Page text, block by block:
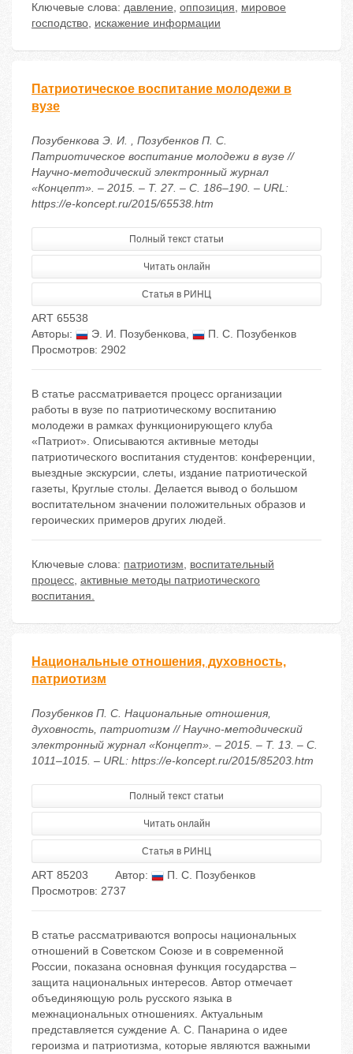
Ключевые слова: давление, оппозиция, мировое
господство, искажение информации
Патриотическое воспитание молодежи в
вузе
Позубенкова Э. И. , Позубенков П. С.
Патриотическое воспитание молодежи в вузе //
Научно-методический электронный журнал
«Концепт». – 2015. – Т. 27. – С. 186–190. – URL:
https://e-koncept.ru/2015/65538.htm
Полный текст статьи
Читать онлайн
Статья в РИНЦ
ART 65538
Авторы:
Э. И. Позубенкова,
П. С. Позубенков
Просмотров: 2902
В статье рассматривается процесс организации
работы в вузе по патриотическому воспитанию
молодежи в рамках функционирующего клуба
«Патриот». Описываются активные методы
патриотического воспитания студентов: конференции,
выездные экскурсии, слеты, издание патриотической
газеты, Круглые столы. Делается вывод о большом
воспитательном значении положительных образов и
героических примеров других людей.
Ключевые слова: патриотизм, воспитательный
процесс, активные методы патриотического
воспитания.
Национальные отношения, духовность,
патриотизм
Позубенков П. С. Национальные отношения,
духовность, патриотизм // Научно-методический
электронный журнал «Концепт». – 2015. – Т. 13. – С.
1011–1015. – URL: https://e-koncept.ru/2015/85203.htm
Полный текст статьи
Читать онлайн
Статья в РИНЦ
ART 85203 Автор:
П. С. Позубенков
Просмотров: 2737
В статье рассматриваются вопросы национальных
отношений в Советском Союзе и в современной
России, показана основная функция государства –
защита национальных интересов. Автор отмечает
объединяющую роль русского языка в
межнациональных отношениях. Актуальным
представляется суждение А. С. Панарина о идее
героизма и патриотизма, которые являются важными